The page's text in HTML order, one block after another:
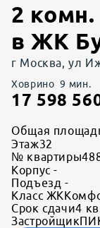
2 комн.
вЖК
г Москва, ул
Ховрино 9 мин.
17 598
Общая
Этаж32
№ квартиры
Корпус -
Подъезд -
Класс ЖК
Срок сдачи4
Застройщик